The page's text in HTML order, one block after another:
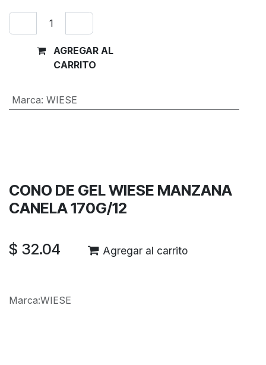
AGREGAR AL
CARRITO
Marca: WIESE
CONO DE GEL WIESE MANZANA
CANELA 170G/12
$ 32.04 Agregar al carrito
Marca:WIESE